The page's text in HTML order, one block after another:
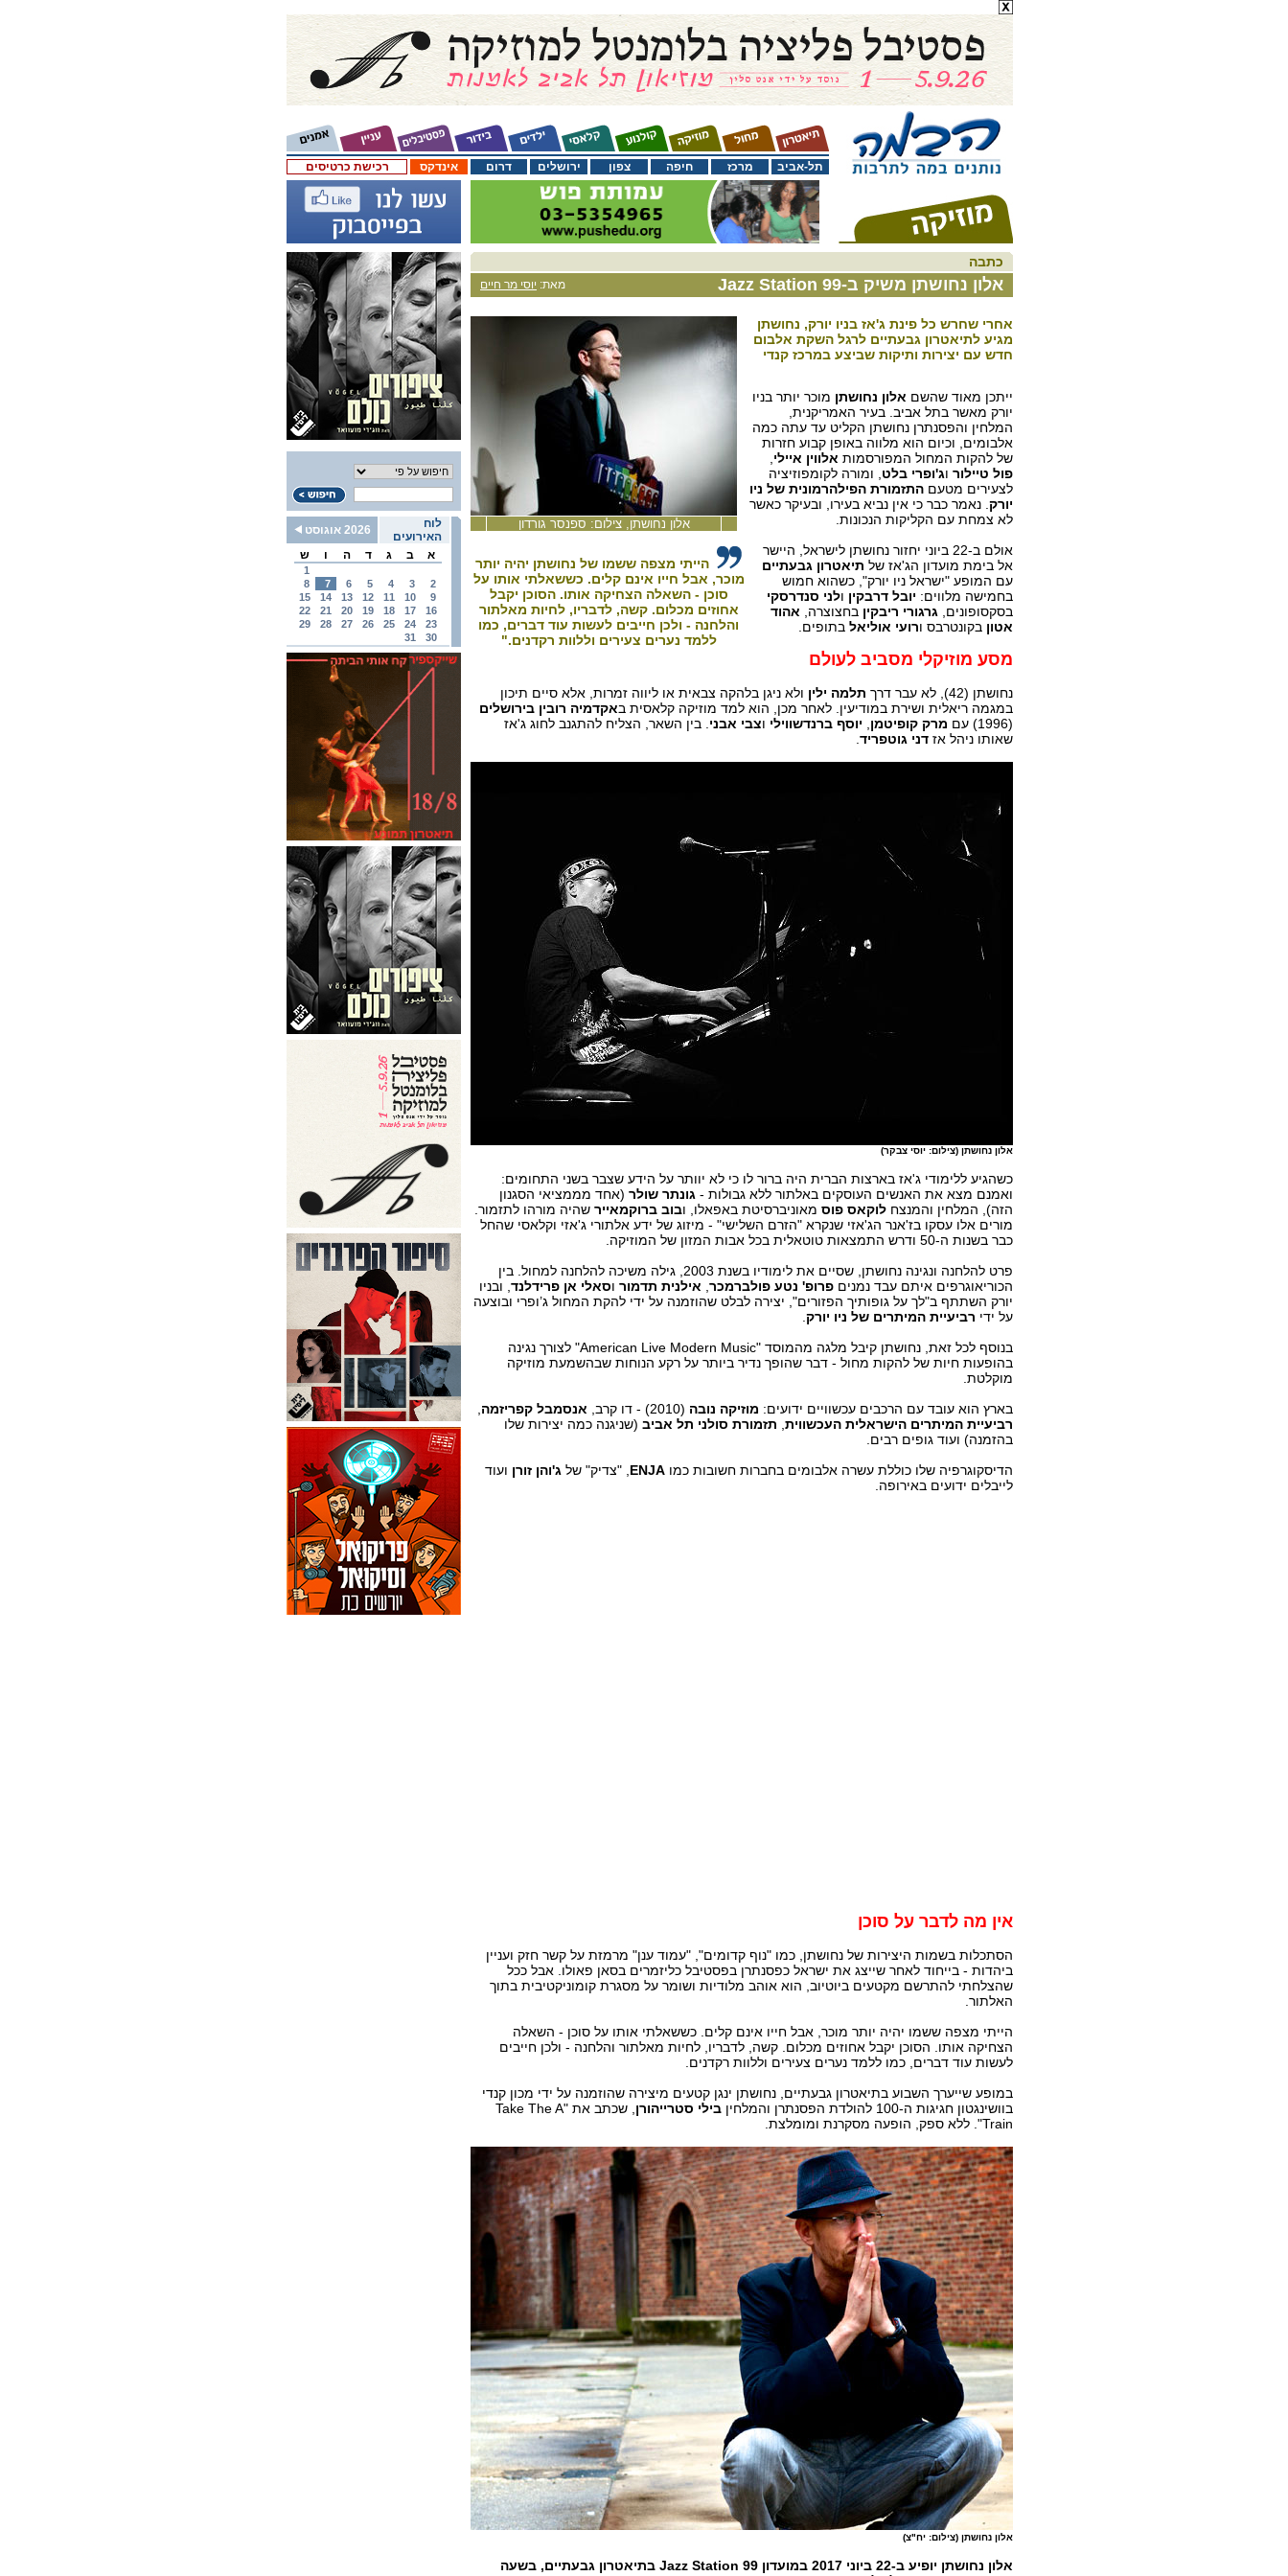
רכישת כרטיסים אינדקס דרום ירושלים צפון חיפה מרכז תל-אביב
לוח
האירועים
2026 אוגוסט
א
ב ג ד ה ו ש
1
2
3
4
5
6
7
8
9
10
11
12
13
14
15
16
17
18
19
20
21
22
23
24
25
26
27
28
29
30
31
כתבה
מאת: יוסי מר חיים אלון נחושתן משיק ב-Jazz Station 99
אלון נחושתן, צילום: ספנסר גורדון
הייתי מצפה ששמו של נחושתן יהיה יותר
מוכר, אבל חייו אינם קלים. כששאלתי אותו על
סוכן - השאלה הצחיקה אותו. הסוכן יקבל
אחוזים מכלום. קשה, לדבריו, לחיות מאלתור
והלחנה - ולכן חייבים לעשות עוד דברים, כמו
ללמד נערים צעירים וללוות רקדנים."
אחרי שחרש כל פינת ג'אז בניו יורק, נחושתן
מגיע לתיאטרון גבעתיים לרגל השקת אלבום
חדש עם יצירות ותיקות שביצע במרכז קנדי
ייתכן מאוד שהשם אלון נחושתן מוכר יותר בניו
יורק מאשר בתל אביב. בעיר האמריקנית,
המלחין והפסנתרן נחושתן הקליט עד עתה כמה
אלבומים, וכיום הוא מלווה באופן קבוע חזרות
של להקות המחול המפורסמות אלווין איילי
פול טיילור וג'ופרי בלט , ומורה לקומפוזיציה
לצעירים מטעם התזמורת הפילהרמונית של ניו
יורק . נאמר כבר כי אין נביא בעירו, ובעיקר כאשר
לא צמחת עם הקליקות הנכונות.
אולם ב-22 ביוני יחזור נחושתן לישראל, היישר
אל בימת מועדון הג'אז של תיאטרון גבעתיים
עם המופע "ישראל ניו יורק", כשהוא חמוש
בחמישה מלווים: יובל דרבקין ולני סנדרסקי
בסקסופונים, גרגורי ריבקין בחצוצרה, אהוד
אטון בקונטרבס ורועי אוליאל בתופים.
מסע מוזיקלי מסביב לעולם
נחושתן (42), לא עבר דרך תלמה ילין ולא ניגן בלהקה צבאית או ליווה זמרות, אלא סיים תיכון
במגמה ריאלית ושירת במודיעין. לאחר מכן, הוא למד מוזיקה קלאסית באקדמיה רובין בירושלים
(1996) עם
מרק קופיטמן יוסף ברנדשווילי וצבי אבני . בין השאר, הצליח להתגנב לחוג ג'אז
שאותו ניהל אז דני גוטפריד
אלון נחושתן (צילום: יוסי צבקר)
כשהגיע ללימודי ג'אז בארצות הברית היה ברור לו כי לא יוותר על הידע שצבר בשני התחומים:
ואמנם מצא את האנשים העוסקים באלתור ללא גבולות - גונתר שולר (אחד מממציאי הסגנון
הזה), המלחין והמנצח לוקאס פוס מאוניברסיטת באפאלו, ובוב ברוקמאייר שהיה מורהו לתזמור.
מורים אלו עסקו בז'אנר הג'אזי שנקרא "הזרם השלישי" - מיזוג של ידע אלתורי ג'אזי וקלאסי שהחל
כבר בשנות ה-50 ודרש התמצאות טוטאלית בכל אבות המזון של המוזיקה.
פרט להלחנה ונגינה נחושתן, שסיים את לימודיו בשנת 2003, גילה משיכה להלחנה למחול. בין
הכוריאוגרפים איתם עבד נמנים פרופ' נטע פולברמכר אילנית תדמור וסאלי אן פרידלנד , ובניו
יורק השתתף ב"לך על גופותיך הפזורים", יצירה לבלט שהוזמנה על ידי להקת המחול ג’ופרי ובוצעה
על ידי רביעיית המיתרים של ניו יורק
בנוסף לכל זאת, נחושתן קיבל מלגה מהמוסד "American Live Modern Music" לצורך נגינה
בהופעות חיות של להקות מחול - דבר שהופך נדיר ביותר על רקע הנוחות שבהשמעת מוזיקה
מוקלטת.
בארץ הוא עובד עם הרכבים עכשוויים ידועים: מוזיקה נובה (2010) - דו קרב, אנסמבל קפריזמה
רביעיית המיתרים הישראלית העכשווית תזמורת סולני תל אביב (שניגנה כמה יצירות שלו
בהזמנה) ועוד גופים רבים.
הדיסקוגרפיה שלו כוללת עשרה אלבומים בחברות חשובות כמו ENJA , "צדיק" של ג'והן זורן ועוד
לייבלים ידועים באירופה.
אין מה לדבר על סוכן
הסתכלות בשמות היצירות של נחושתן, כמו "נוף קדומים", "עמוד ענן" מרמזת על קשר חזק ועניין
ביהדות - בייחוד לאחר שייצג את ישראל כפסנתרן בפסטיבל כליזמרים בסאן פאולו. אבל ככל
שהצלחתי להתרשם מקטעים ביוטיוב, הוא אוהב מלודיות ושומר על מסגרת קומוניקטיבית בתוך
האלתור.
הייתי מצפה ששמו יהיה יותר מוכר, אבל חייו אינם קלים. כששאלתי אותו על סוכן - השאלה
הצחיקה אותו. הסוכן יקבל אחוזים מכלום. קשה, לדבריו, לחיות מאלתור והלחנה - ולכן חייבים
לעשות עוד דברים, כמו ללמד נערים צעירים וללוות רקדנים.
במופע שייערך השבוע בתיאטרון גבעתיים, נחושתן ינגן קטעים מיצירה שהוזמנה על ידי מכון קנדי
בוושינגטון חגיגות ה-100 להולדת הפסנתרן והמלחין
בילי סטרייהורן
, שכתב את "Take The A
Train". ללא ספק, הופעה מסקרנת ומומלצת.
אלון נחושתן (צילום: יח"צ)
אלון נחושתן יופיע ב-22 ביוני 2017 במועדון Jazz Station 99 בתיאטרון גבעתיים, בשעה